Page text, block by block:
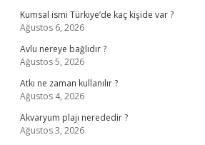
Kumsal ismi Türkiye’de kaç kişide var ?
Ağustos 6, 2026
Avlu nereye bağlıdır ?
Ağustos 5, 2026
Atkı ne zaman kullanılır ?
Ağustos 4, 2026
Akvaryum plajı nerededir ?
Ağustos 3, 2026